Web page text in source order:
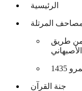
الرئيسية
المرتلة
من طريق
الأصبهاني
جنة القرآن